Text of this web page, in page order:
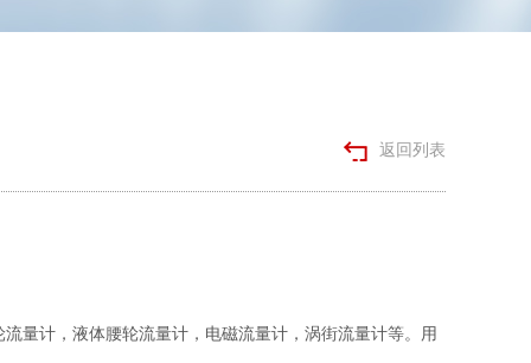
返回列表
量计，液体腰轮流量计，电磁流量计，涡街流量计等。用